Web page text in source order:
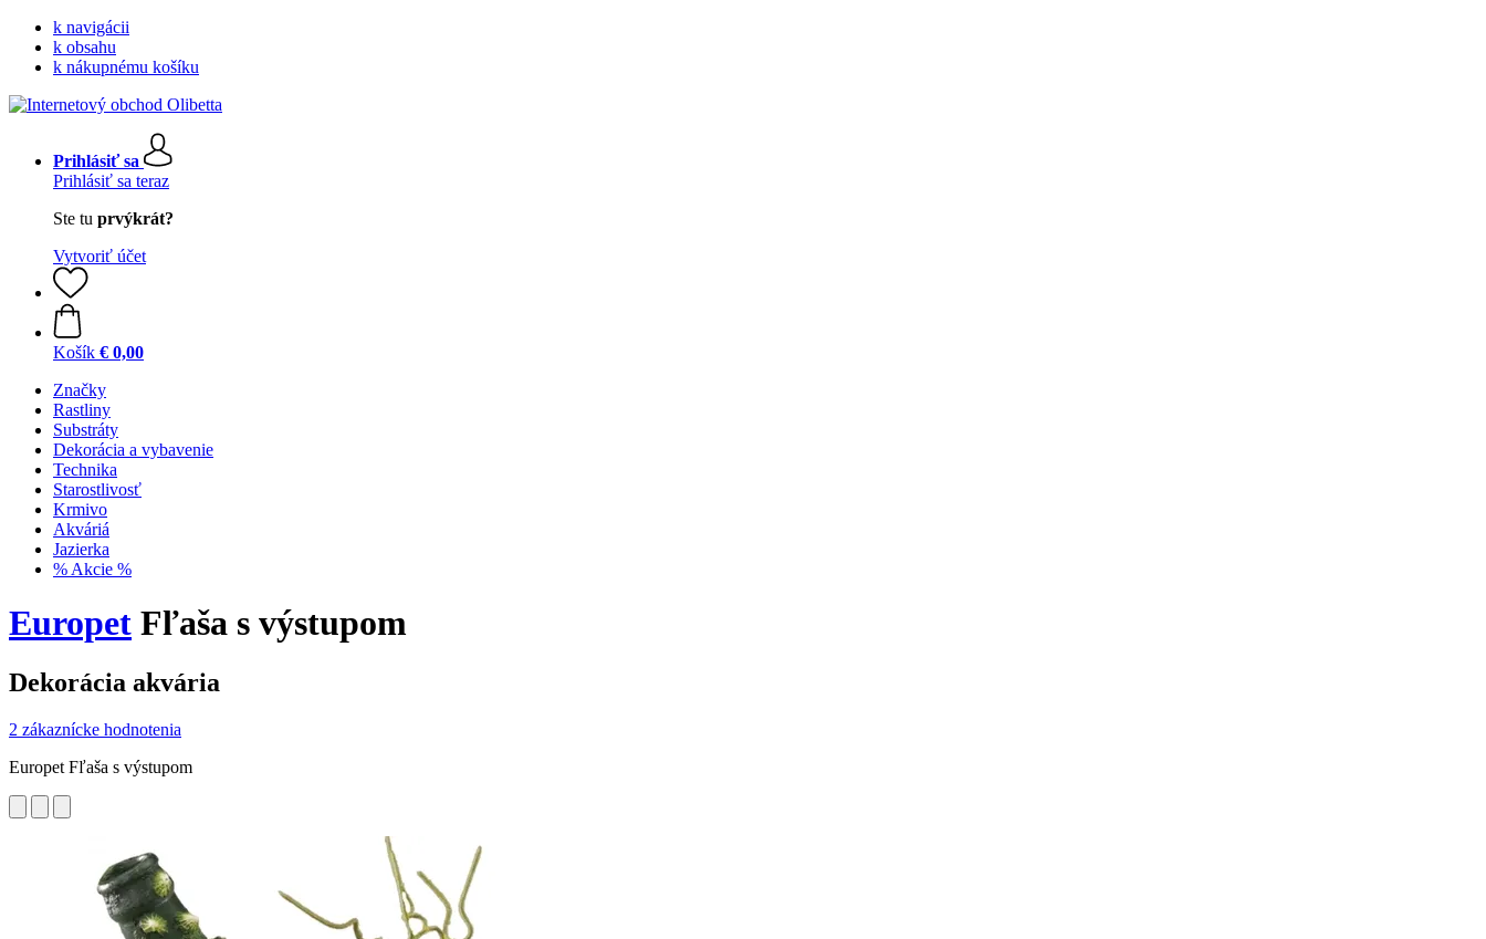
k navigácii
k obsahu
k nákupnému košíku
Prihlásiť sa
Prihlásiť sa teraz
Ste tu prvýkrát?
Vytvoriť účet
Košík € 0,00
Značky
Rastliny
Substráty
Dekorácia a vybavenie
Technika
Starostlivosť
Krmivo
Akváriá
Jazierka
% Akcie %
Europet Fľaša s výstupom
Dekorácia akvária
2 zákaznícke hodnotenia
Europet Fľaša s výstupom